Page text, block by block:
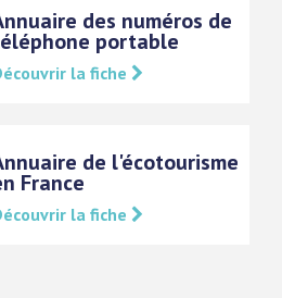
des numéros de
portable
la fiche
de l'écotourisme
France
la fiche